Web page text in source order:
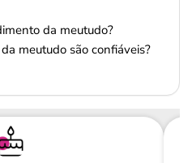
da meutudo?
meutudo são confiáveis?